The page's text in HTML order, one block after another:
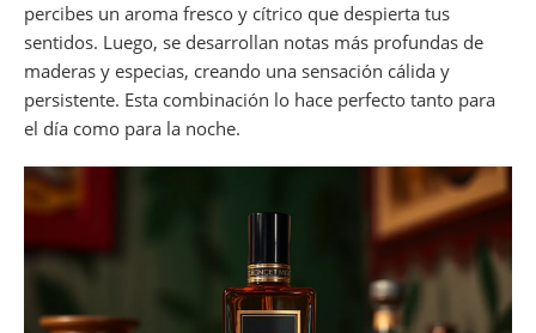
percibes un aroma fresco y cítrico que despierta tus
sentidos. Luego, se desarrollan notas más profundas de
maderas y especias, creando una sensación cálida y
persistente. Esta combinación lo hace perfecto tanto para
el día como para la noche.